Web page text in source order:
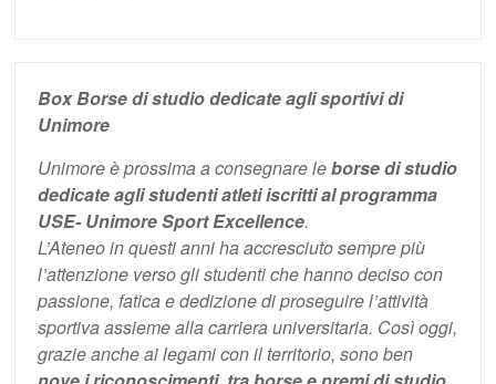
Box Borse di studio dedicate agli sportivi di
Unimore
Unimore è prossima a consegnare leborse di studio
dedicate agli studenti atleti iscritti al programma
USE- Unimore Sport Excellence.
L’Ateneo in questi anni ha accresciuto sempre più
l’attenzione verso gli studenti che hanno deciso con
passione, fatica e dedizione di proseguire l’attività
sportiva assieme alla carriera universitaria. Così oggi,
grazie anche ai legami con il territorio, sono ben